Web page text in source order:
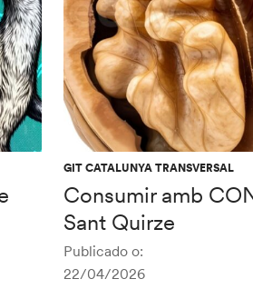
GIT CATALUNYA TRANSVERSAL
Consumir amb
Sant Quirze
Publicado o:
22/04/2026